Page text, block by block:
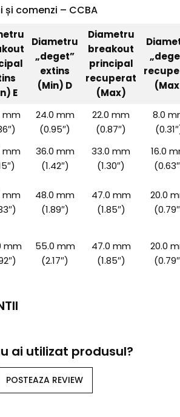
și comenzi – CCBA
E
Diametru
„deget”
extins
(Min) D
Diametru
breakout
principal
recuperat
(Max)
mm
24.0 mm
(0.95″)
22.0 mm
(0.87″)
8.0
mm
36.0 mm
(1.42″)
33.0 mm
(1.30″)
16.0
mm
48.0 mm
(1.89″)
47.0 mm
(1.85″)
20.0
mm
55.0 mm
(2.17″)
47.0 mm
(1.85″)
20.0
ai utilizat produsul?
POSTEAZA REVIEW